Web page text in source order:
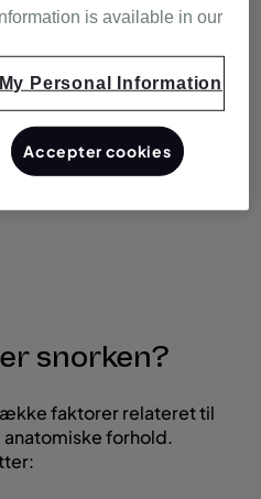
din vejrtrækning og dit
på:
søvnen
ved opvågning
snorken?
faktorer relateret til
forhold.
is available in our
Personal Information
Accepter cookies